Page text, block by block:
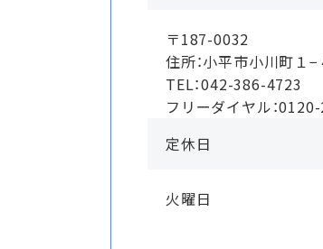
〒187-0032
住所：小平市小川町
TEL：042-386-4723
フリーダイヤル：
定休日
火曜日